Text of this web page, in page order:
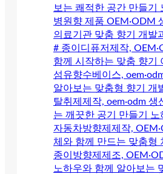
보는 쾌적한 공간 만들기
병원향 제품 OEM·ODM
의료기관 맞춤 향기 개발
# 종이디퓨저제작,
함께 시작하는 맞춤 향기
섬유향수베이스,
알아보는 맞춤형 향기 개
탈취제제작, oem·odm
는 깨끗한 공기 만들기 노
자동차방향제제작,
체와 함께 만드는 맞춤형
종이방향제제조,
노하우와 함께 알아보는